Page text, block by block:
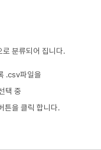
분류되어 집니다.
.csv파일을
택 중
튼을 클릭 합니다.